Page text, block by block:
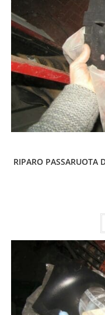
RIPARO PASSARUOTA